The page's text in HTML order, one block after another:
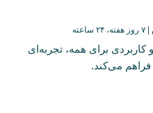
کاربردی برای همه، تجربه‌ای
فراهم می‌کند.